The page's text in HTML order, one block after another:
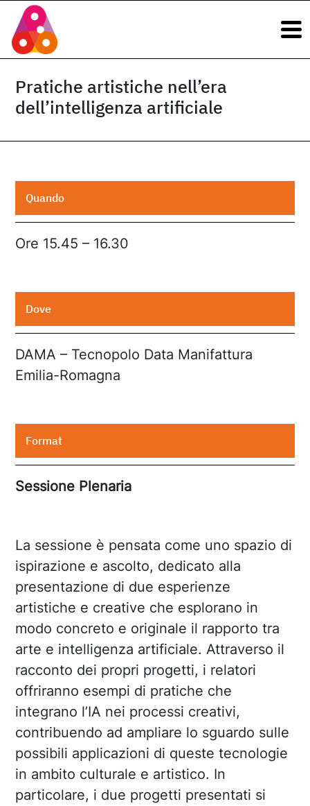
Vai al contenuto
Navigazione principale
Navigazione principale
Pratiche artistiche nell’era
dell’intelligenza artificiale
Quando
Ore 15.45 – 16.30
Dove
DAMA – Tecnopolo Data Manifattura
Emilia-Romagna
Format
Sessione Plenaria
La sessione è pensata come uno spazio di
ispirazione e ascolto, dedicato alla
presentazione di due esperienze
artistiche e creative che esplorano in
modo concreto e originale il rapporto tra
arte e intelligenza artificiale. Attraverso il
racconto dei propri progetti, i relatori
offriranno esempi di pratiche che
integrano l’IA nei processi creativi,
contribuendo ad ampliare lo sguardo sulle
possibili applicazioni di queste tecnologie
in ambito culturale e artistico. In
particolare, i due progetti presentati si